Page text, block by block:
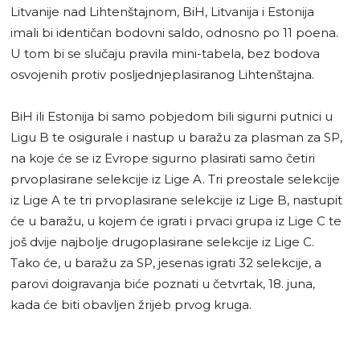
Litvanije nad Lihtenštajnom, BiH, Litvanija i Estonija
imali bi identičan bodovni saldo, odnosno po 11 poena.
U tom bi se slučaju pravila mini-tabela, bez bodova
osvojenih protiv posljednjeplasiranog Lihtenštajna.
BiH ili Estonija bi samo pobjedom bili sigurni putnici u
Ligu B te osigurale i nastup u baražu za plasman za SP,
na koje će se iz Evrope sigurno plasirati samo četiri
prvoplasirane selekcije iz Lige A. Tri preostale selekcije
iz Lige A te tri prvoplasirane selekcije iz Lige B, nastupit
će u baražu, u kojem će igrati i prvaci grupa iz Lige C te
još dvije najbolje drugoplasirane selekcije iz Lige C.
Tako će, u baražu za SP, jesenas igrati 32 selekcije, a
parovi doigravanja biće poznati u četvrtak, 18. juna,
kada će biti obavljen žrijeb prvog kruga.